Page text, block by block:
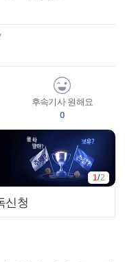
후속기사 원해요
0
1 /2
신청